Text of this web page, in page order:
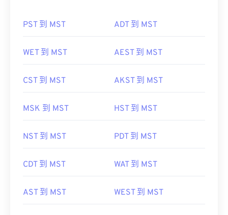
PST 到 MST ADT 到 MST
WET 到 MST AEST 到 MST
CST 到 MST AKST 到 MST
MSK 到 MST HST 到 MST
NST 到 MST PDT 到 MST
CDT 到 MST WAT 到 MST
AST 到 MST WEST 到 MST